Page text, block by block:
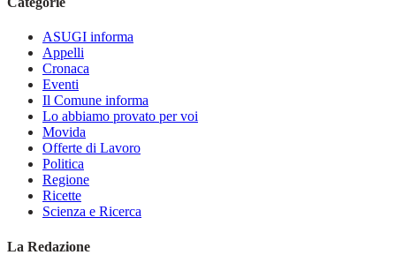
ASUGI informa
Appelli
Cronaca
Eventi
Il Comune informa
Lo abbiamo provato per voi
Movida
Offerte di Lavoro
Politica
Regione
Ricette
Scienza e Ricerca
La Redazione